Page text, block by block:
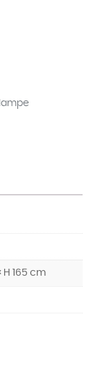
H 165 cm